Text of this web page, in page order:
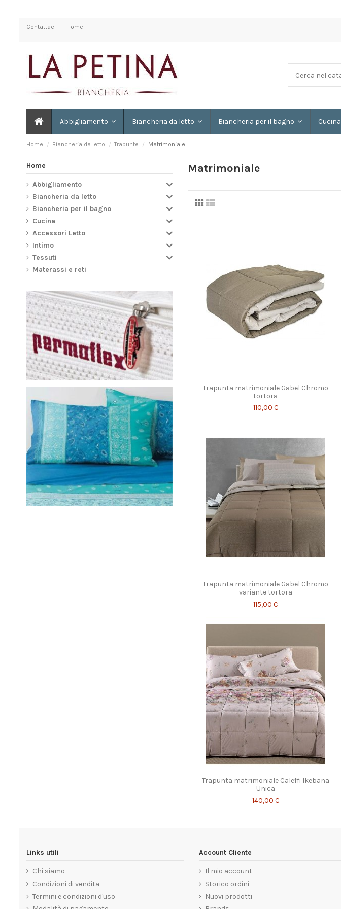
Contattaci Home
Abbigliamento Biancheria da letto Biancheria per il bagno Cucina
Home Biancheria da letto Trapunte Matrimoniale
Matrimoniale
Trapunta matrimoniale Gabel Chromo
tortora
110,00 €
Trapunta matrimoniale Gabel Chromo
variante tortora
115,00 €
Trapunta matrimoniale Caleffi Ikebana
Unica
140,00 €
Home
Abbigliamento
Biancheria da letto
Biancheria per il bagno
Cucina
Accessori Letto
Intimo
Tessuti
Materassi e reti
Links utili
Chi siamo
Condizioni di vendita
Termini e condizioni d'uso
Account Cliente
Il mio account
Storico ordini
Nuovi prodotti